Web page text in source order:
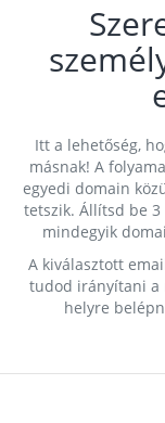
Itt a lehetőség,
másnak! A
egyedi domain
tetszik. Állítsd be
mindegyik
A kiválasztott
tudod irányítani a
helyre